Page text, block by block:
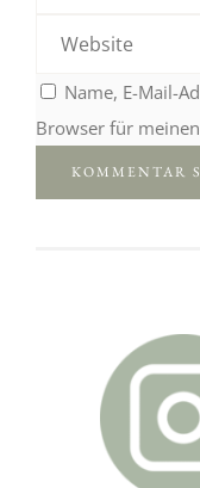
Name, E-Mail-
Browser für